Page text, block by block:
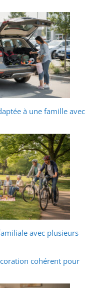
à une famille avec
avec plusieurs
cohérent pour